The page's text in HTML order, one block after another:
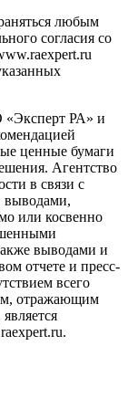
любым
согласия со
РА» и
ценные бумаги
Агентство
в связи с
выводами,
или косвенно
выводами и
отчете и пресс-
всего
отражающим